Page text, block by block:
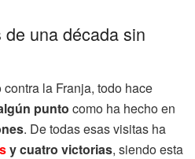
una década sin
la Franja, todo hace
punto como ha hecho en
. De todas esas visitas ha
y cuatro victorias, siendo esta